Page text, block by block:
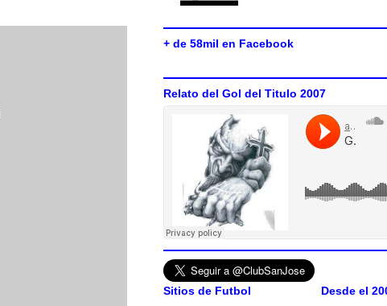
+ de 58mil en Facebook
Relato del Gol del Titulo 2007
Sitios de Futbol Desde el